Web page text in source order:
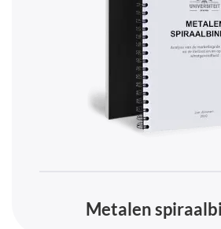
Metalen